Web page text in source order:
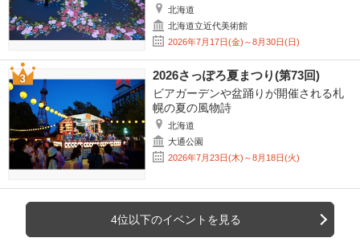
北海道
北海道立近代美術館
2026年7月17日(金)～8月30日(日)
2026さっぽろ夏まつり(第73回)
ビアガーデンや盆踊りが開催される札
幌の夏の風物詩
北海道
大通公園
2026年7月23日(木)～8月18日(火)
4位以下のイベントを見る